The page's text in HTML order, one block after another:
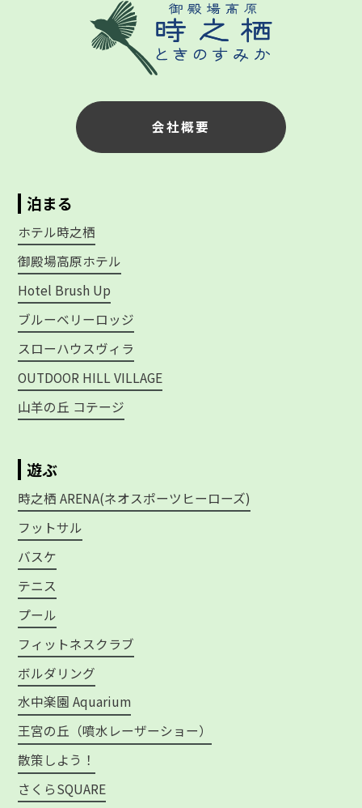
会社概要
泊まる
ホテル時之栖
御殿場高原ホテル
Hotel Brush Up
ブルーベリーロッジ
スローハウスヴィラ
OUTDOOR HILL VILLAGE
山羊の丘 コテージ
遊ぶ
時之栖 ARENA(ネオスポーツヒーローズ)
フットサル
バスケ
テニス
プール
フィットネスクラブ
ボルダリング
水中楽園 Aquarium
王宮の丘（噴水レーザーショー）
散策しよう！
さくらSQUARE